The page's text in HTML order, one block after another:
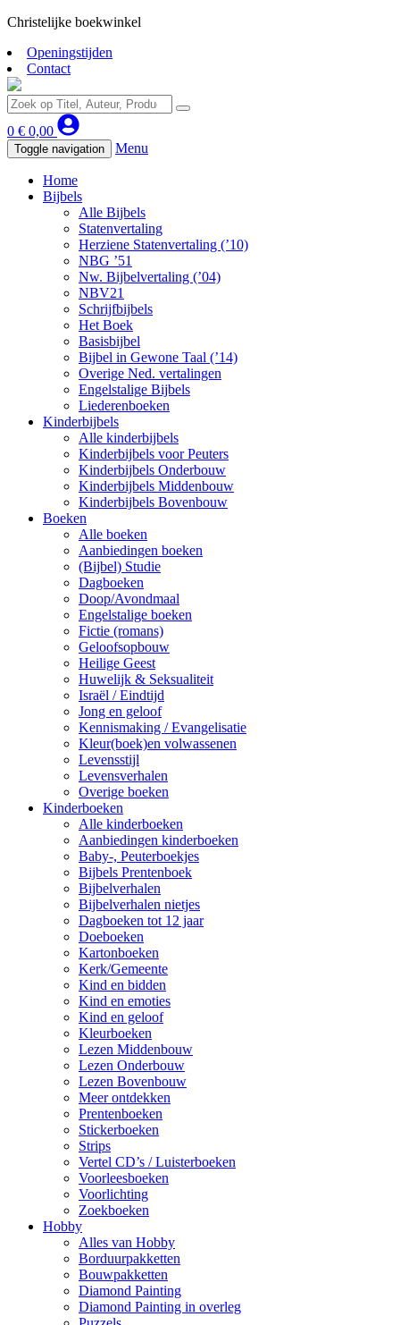
Christelijke boekwinkel
Openingstijden
Contact
0 € 0,00
Toggle navigation Menu
Home
Bijbels
Alle Bijbels
Statenvertaling
Herziene Statenvertaling (’10)
NBG ’51
Nw. Bijbelvertaling (’04)
NBV21
Schrijfbijbels
Het Boek
Basisbijbel
Bijbel in Gewone Taal (’14)
Overige Ned. vertalingen
Engelstalige Bijbels
Liederenboeken
Kinderbijbels
Alle kinderbijbels
Kinderbijbels voor Peuters
Kinderbijbels Onderbouw
Kinderbijbels Middenbouw
Kinderbijbels Bovenbouw
Boeken
Alle boeken
Aanbiedingen boeken
(Bijbel) Studie
Dagboeken
Doop/Avondmaal
Engelstalige boeken
Fictie (romans)
Geloofsopbouw
Heilige Geest
Huwelijk & Seksualiteit
Israël / Eindtijd
Jong en geloof
Kennismaking / Evangelisatie
Kleur(boek)en volwassenen
Levensstijl
Levensverhalen
Overige boeken
Kinderboeken
Alle kinderboeken
Aanbiedingen kinderboeken
Baby-, Peuterboekjes
Bijbels Prentenboek
Bijbelverhalen
Bijbelverhalen nietjes
Dagboeken tot 12 jaar
Doeboeken
Kartonboeken
Kerk/Gemeente
Kind en bidden
Kind en emoties
Kind en geloof
Kleurboeken
Lezen Middenbouw
Lezen Onderbouw
Lezen Bovenbouw
Meer ontdekken
Prentenboeken
Stickerboeken
Strips
Vertel CD’s / Luisterboeken
Voorleesboeken
Voorlichting
Zoekboeken
Hobby
Alles van Hobby
Borduurpakketten
Bouwpakketten
Diamond Painting
Diamond Painting in overleg